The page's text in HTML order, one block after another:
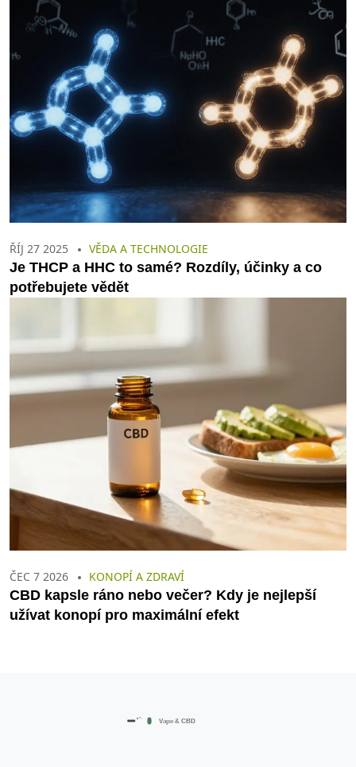
ŘÍJ 27 2025 VĚDA A TECHNOLOGIE
Je THCP a HHC to samé? Rozdíly, účinky a co
potřebujete vědět
ČEC 7 2026 KONOPÍ A ZDRAVÍ
CBD kapsle ráno nebo večer? Kdy je nejlepší
užívat konopí pro maximální efekt